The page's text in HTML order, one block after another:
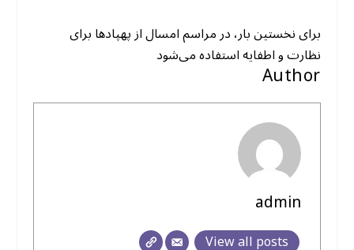
برای نخستین بار، در مراسم امسال از پهپادها برای
نظارت و اطفایه استفاده می‌شود
Author
admin
View all posts